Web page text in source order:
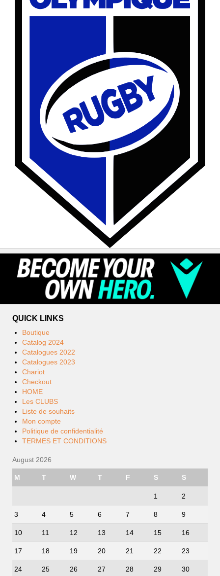
QUICK LINKS
Boutique
Catalog 2024
Catalogues 2022
Catalogues 2023
Chariot
Checkout
HOME
Les CLUBS
Liste de souhaits
Mon compte
Politique de confidentialité
TERMES ET CONDITIONS
August 2026
M T W T F S S
1 2
3 4 5 6 7 8 9
10 11 12 13 14 15 16
17 18 19 20 21 22 23
24 25 26 27 28 29 30